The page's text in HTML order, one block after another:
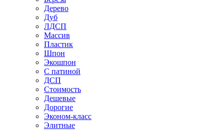
Дерево
Дуб
ЛДСП
Массив
Пластик
Шпон
Экошпон
С патиной
ДСП
Стоимость
Дешевые
Дорогие
Эконом-класс
Элитные